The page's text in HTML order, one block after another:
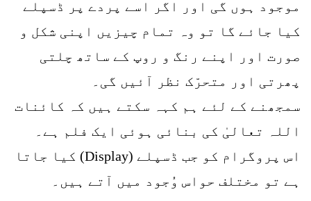
موجود ہوں گی اور اگر اسے پردے پر ڈسپلے
کیا جائے گا تو وہ تمام چیزیں اپنی شکل و
صورت اور اپنے رنگ و روپ کے ساتھ چلتی
پھرتی اور متحرّک نظر آئیں گی۔
سمجھنے کے لئے ہم کہہ سکتے ہیں کہ کائنات
اللہ تعالیٰ کی بنائی ہوئی ایک فلم ہے۔
اس پروگرام کو جب ڈسپلے (Display) کیا جاتا
ہے تو مختلف حواس وُجود میں آتے ہیں۔